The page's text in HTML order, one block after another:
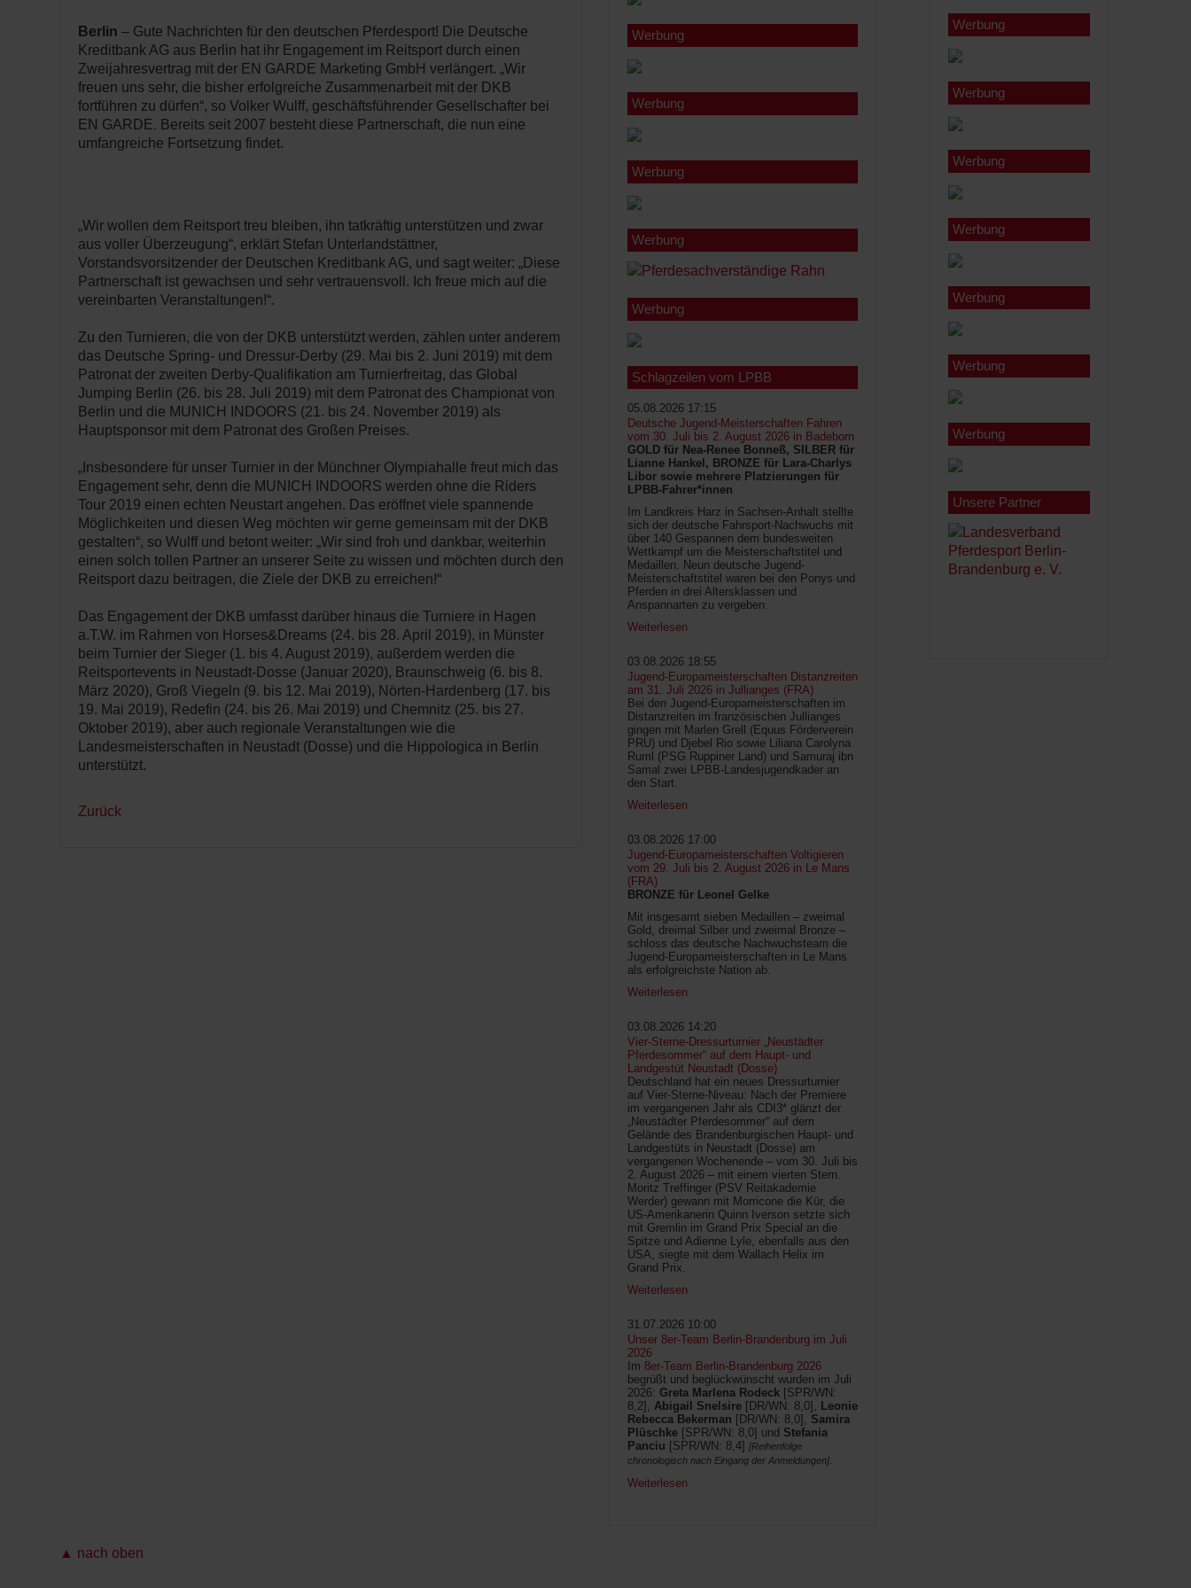
Berlin – Gute Nachrichten für den deutschen Pferdesport! Die Deutsche
Kreditbank AG aus Berlin hat ihr Engagement im Reitsport durch einen
Zweijahresvertrag mit der EN GARDE Marketing GmbH verlängert. „Wir
freuen uns sehr, die bisher erfolgreiche Zusammenarbeit mit der DKB
fortführen zu dürfen“, so Volker Wulff, geschäftsführender Gesellschafter bei
EN GARDE. Bereits seit 2007 besteht diese Partnerschaft, die nun eine
umfangreiche Fortsetzung findet.
„Wir wollen dem Reitsport treu bleiben, ihn tatkräftig unterstützen und zwar
aus voller Überzeugung“, erklärt Stefan Unterlandstättner,
Vorstandsvorsitzender der Deutschen Kreditbank AG, und sagt weiter: „Diese
Partnerschaft ist gewachsen und sehr vertrauensvoll. Ich freue mich auf die
vereinbarten Veranstaltungen!“.
Zu den Turnieren, die von der DKB unterstützt werden, zählen unter anderem
das Deutsche Spring- und Dressur-Derby (29. Mai bis 2. Juni 2019) mit dem
Patronat der zweiten Derby-Qualifikation am Turnierfreitag, das Global
Jumping Berlin (26. bis 28. Juli 2019) mit dem Patronat des Championat von
Berlin und die MUNICH INDOORS (21. bis 24. November 2019) als
Hauptsponsor mit dem Patronat des Großen Preises.
„Insbesondere für unser Turnier in der Münchner Olympiahalle freut mich das
Engagement sehr, denn die MUNICH INDOORS werden ohne die Riders
Tour 2019 einen echten Neustart angehen. Das eröffnet viele spannende
Möglichkeiten und diesen Weg möchten wir gerne gemeinsam mit der DKB
gestalten“, so Wulff und betont weiter: „Wir sind froh und dankbar, weiterhin
einen solch tollen Partner an unserer Seite zu wissen und möchten durch den
Reitsport dazu beitragen, die Ziele der DKB zu erreichen!“
Das Engagement der DKB umfasst darüber hinaus die Turniere in Hagen
a.T.W. im Rahmen von Horses&Dreams (24. bis 28. April 2019), in Münster
beim Turnier der Sieger (1. bis 4. August 2019), außerdem werden die
Reitsportevents in Neustadt-Dosse (Januar 2020), Braunschweig (6. bis 8.
März 2020), Groß Viegeln (9. bis 12. Mai 2019), Nörten-Hardenberg (17. bis
19. Mai 2019), Redefin (24. bis 26. Mai 2019) und Chemnitz (25. bis 27.
Oktober 2019), aber auch regionale Veranstaltungen wie die
Landesmeisterschaften in Neustadt (Dosse) und die Hippologica in Berlin
unterstützt.
Zurück
Werbung
Werbung
Werbung
Werbung
Werbung
Schlagzeilen vom LPBB
05.08.2026 17:15
Deutsche Jugend-Meisterschaften Fahren
vom 30. Juli bis 2. August 2026 in Badeborn
GOLD für Nea-Renee Bonneß, SILBER für
Lianne Hankel, BRONZE für Lara-Charlys
Libor sowie mehrere Platzierungen für
LPBB-Fahrer*innen
Im Landkreis Harz in Sachsen-Anhalt stellte
sich der deutsche Fahrsport-Nachwuchs mit
über 140 Gespannen dem bundesweiten
Wettkampf um die Meisterschaftstitel und
Medaillen. Neun deutsche Jugend-
Meisterschaftstitel waren bei den Ponys und
Pferden in drei Altersklassen und
Anspannarten zu vergeben.
Weiterlesen
03.08.2026 18:55
Jugend-Europameisterschaften Distanzreiten
am 31. Juli 2026 in Jullianges (FRA)
Bei den Jugend-Europameisterschaften im
Distanzreiten im französischen Jullianges
gingen mit Marlen Grell (Equus Förderverein
PRU) und Djebel Rio sowie Liliana Carolyna
Ruml (PSG Ruppiner Land) und Samuraj ibn
Samal zwei LPBB-Landesjugendkader an
den Start.
Weiterlesen
03.08.2026 17:00
Jugend-Europameisterschaften Voltigieren
vom 29. Juli bis 2. August 2026 in Le Mans
(FRA)
BRONZE für Leonel Gelke
Mit insgesamt sieben Medaillen – zweimal
Gold, dreimal Silber und zweimal Bronze –
schloss das deutsche Nachwuchsteam die
Jugend-Europameisterschaften in Le Mans
als erfolgreichste Nation ab.
Weiterlesen
03.08.2026 14:20
Vier-Sterne-Dressurturnier „Neustädter
Pferdesommer“ auf dem Haupt- und
Landgestüt Neustadt (Dosse)
Deutschland hat ein neues Dressurturnier
auf Vier-Sterne-Niveau: Nach der Premiere
im vergangenen Jahr als CDI3* glänzt der
„Neustädter Pferdesommer“ auf dem
Gelände des Brandenburgischen Haupt- und
Landgestüts in Neustadt (Dosse) am
vergangenen Wochenende – vom 30. Juli bis
2. August 2026 – mit einem vierten Stern.
Moritz Treffinger (PSV Reitakademie
Werder) gewann mit Morricone die Kür, die
US-Amerikanerin Quinn Iverson setzte sich
mit Gremlin im Grand Prix Special an die
Spitze und Adienne Lyle, ebenfalls aus den
USA, siegte mit dem Wallach Helix im
Grand Prix.
Weiterlesen
31.07.2026 10:00
Unser 8er-Team Berlin-Brandenburg im Juli
2026
Im 8er-Team Berlin-Brandenburg 2026
begrüßt und beglückwünscht wurden im Juli
2026: Greta Marlena Rodeck [SPR/WN:
8,2], Abigail Snelsire [DR/WN: 8,0], Leonie
Rebecca Bekerman [DR/WN: 8,0], Samira
Plüschke [SPR/WN: 8,0] und Stefania
Panciu [SPR/WN: 8,4] [Reihenfolge
chronologisch nach Eingang der Anmeldungen].
Weiterlesen
Werbung
Werbung
Werbung
Werbung
Werbung
Werbung
Werbung
Unsere Partner
▲ nach oben